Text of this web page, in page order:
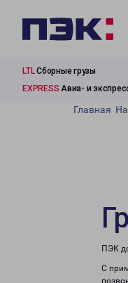
LTLСборные грузы
EXPRESS Авиа- и
Главная
ПЭК
С